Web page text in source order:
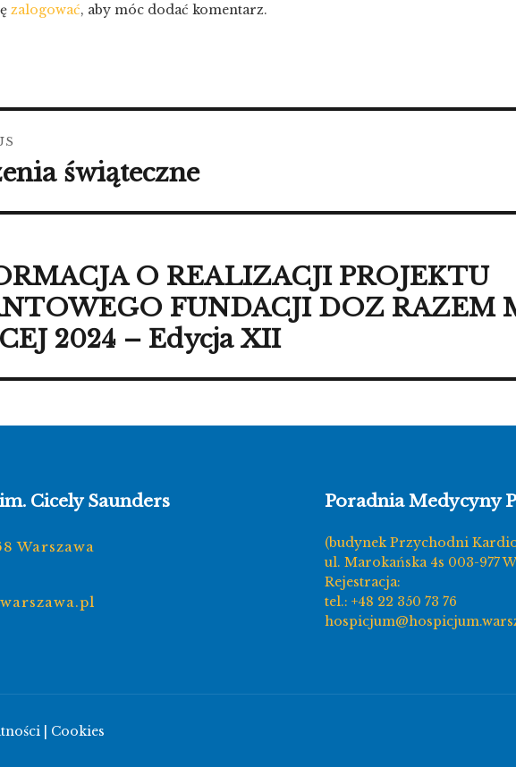
zalogować, aby móc dodać komentarz.
świąteczne
O REALIZACJI PROJEKTU
FUNDACJI DOZ RAZEM
2024 – Edycja XII
Cicely Saunders
Warszawa
Poradnia Medycyny
(budynek Przychodni
ul. Marokańska 4s 003-977
Rejestracja:
tel.: +48 22 350 73 76
Cookies